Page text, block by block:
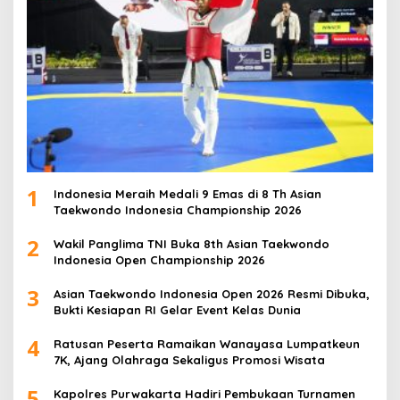
1
Indonesia Meraih Medali 9 Emas di 8 Th Asian
Taekwondo Indonesia Championship 2026
2
Wakil Panglima TNI Buka 8th Asian Taekwondo
Indonesia Open Championship 2026
3
Asian Taekwondo Indonesia Open 2026 Resmi Dibuka,
Bukti Kesiapan RI Gelar Event Kelas Dunia
4
Ratusan Peserta Ramaikan Wanayasa Lumpatkeun
7K, Ajang Olahraga Sekaligus Promosi Wisata
Kapolres Purwakarta Hadiri Pembukaan Turnamen